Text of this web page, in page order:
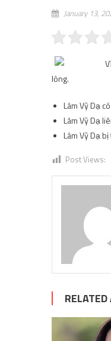
January 13,
lòng.
Lâm Vỹ Dạ
Lâm Vỹ Dạ
Lâm Vỹ Dạ
Post Views: